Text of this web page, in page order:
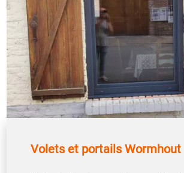
Volets et portails Wormhout